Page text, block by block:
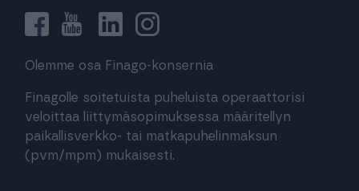
Olemme osa Finago-konsernia
Finagolle soitetuista puheluista operaattorisi
veloittaa liittymäsopimuksessa määritellyn
paikallisverkko- tai matkapuhelinmaksun
(pvm/mpm) mukaisesti.